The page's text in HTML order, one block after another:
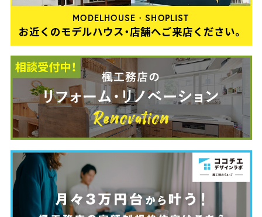
MODELHOUSE・SHOPLIST
お近くのモデルハウス・店舗へご来店ください。